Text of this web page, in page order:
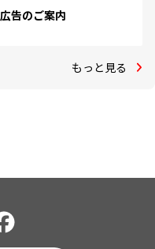
告のご案内
もっと見る